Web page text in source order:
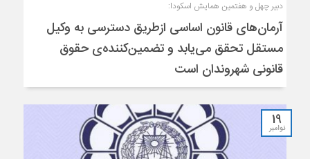
دبیر چهل و هفتمین همایش اسکودا:
آرمان‌های قانون اساسی ازطریق دسترسی به وکیل
مستقل تحقق می‌یابد و تضمین‌کننده‌ی حقوق
قانونی شهروندان است
19
نوامبر